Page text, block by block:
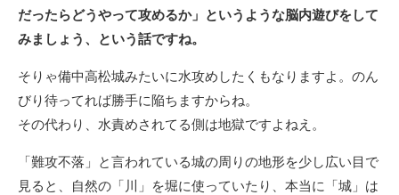
だったらどうやって攻めるか」というような脳内遊びをして
みましょう、という話ですね。
そりゃ備中高松城みたいに水攻めしたくもなりますよ。のん
びり待ってれば勝手に陥ちますからね。
その代わり、水責めされてる側は地獄ですよねえ。
「難攻不落」と言われている城の周りの地形を少し広い目で
見ると、自然の「川」を堀に使っていたり、本当に「城」は